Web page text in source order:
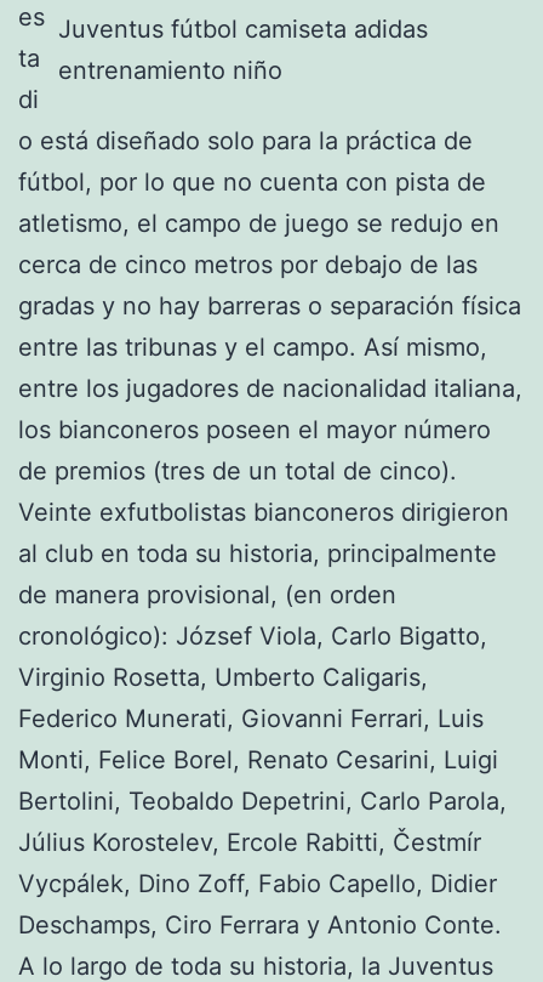
es
ta
di
o está diseñado solo para la práctica de
fútbol, por lo que no cuenta con pista de
atletismo, el campo de juego se redujo en
cerca de cinco metros por debajo de las
gradas y no hay barreras o separación física
entre las tribunas y el campo. Así mismo,
entre los jugadores de nacionalidad italiana,
los bianconeros poseen el mayor número
de premios (tres de un total de cinco).
Veinte exfutbolistas bianconeros dirigieron
al club en toda su historia, principalmente
de manera provisional, (en orden
cronológico): József Viola, Carlo Bigatto,
Virginio Rosetta, Umberto Caligaris,
Federico Munerati, Giovanni Ferrari, Luis
Monti, Felice Borel, Renato Cesarini, Luigi
Bertolini, Teobaldo Depetrini, Carlo Parola,
Július Korostelev, Ercole Rabitti, Čestmír
Vycpálek, Dino Zoff, Fabio Capello, Didier
Deschamps, Ciro Ferrara y Antonio Conte.
A lo largo de toda su historia, la Juventus